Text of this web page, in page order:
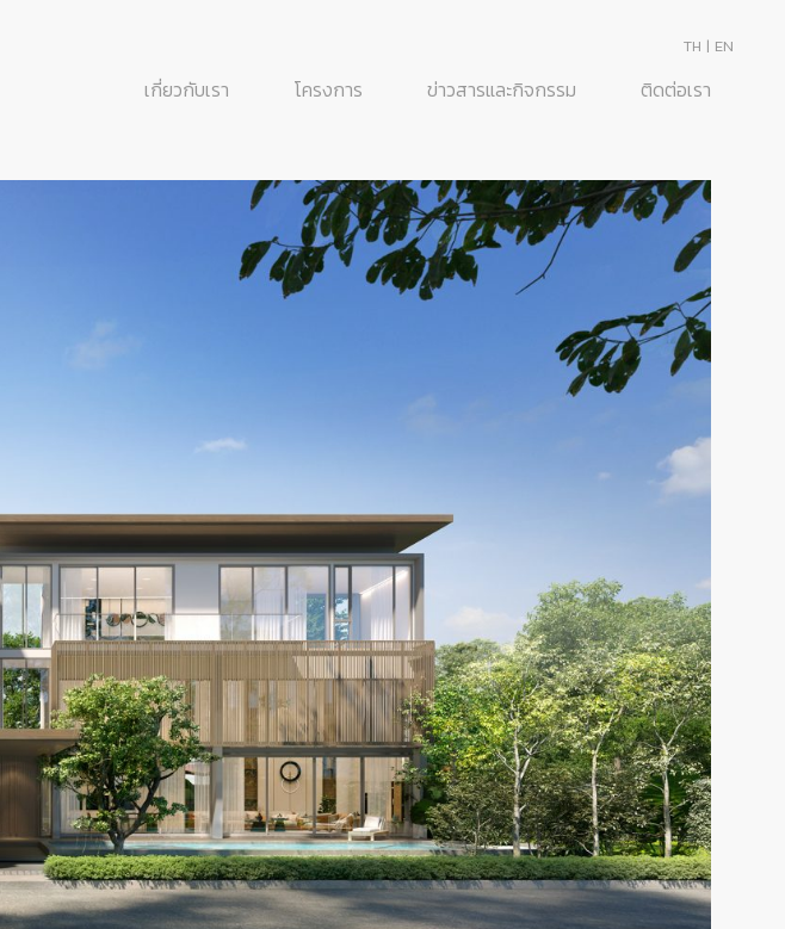
เกี่ยวกับเรา โครงการ ข่าวสารและกิจกรรม ติดต่อเรา
TH | EN